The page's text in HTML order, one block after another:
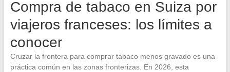
Compra de tabaco en Suiza por
viajeros franceses: los límites a
conocer
Cruzar la frontera para comprar tabaco menos gravado es una
práctica común en las zonas fronterizas. En 2026, esta